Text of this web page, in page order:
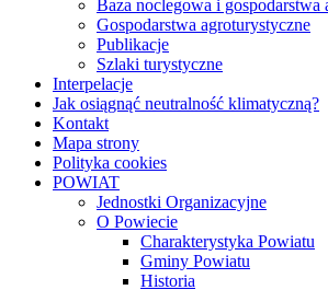
Baza noclegowa i gospodarstwa
Gospodarstwa agroturystyczne
Publikacje
Szlaki turystyczne
Interpelacje
Jak osiągnąć neutralność klimatyczną?
Kontakt
Mapa strony
Polityka cookies
POWIAT
Jednostki Organizacyjne
O Powiecie
Charakterystyka Powiatu
Gminy Powiatu
Historia